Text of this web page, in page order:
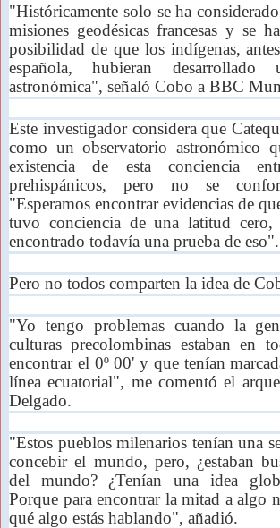
"Históricamente solo se ha
misiones geodésicas francesas y se
posibilidad de que los indígenas,
española, hubieran desarrollado
astronómica", señaló Cobo a BBC
Este investigador considera que
como un observatorio astronómico
existencia de esta conciencia
prehispánicos, pero no se
"Esperamos encontrar evidencias de
tuvo conciencia de una latitud
encontrado todavía una prueba de eso".
Pero no todos comparten la idea de
"Yo tengo problemas cuando la
culturas precolombinas estaban en
encontrar el 0º 00' y que tenían
línea ecuatorial", me comentó el
Delgado.
"Estos pueblos milenarios tenían una
concebir el mundo, pero, ¿estaban
del mundo? ¿Tenían una idea
Porque para encontrar la mitad a algo
qué algo estás hablando", añadió.